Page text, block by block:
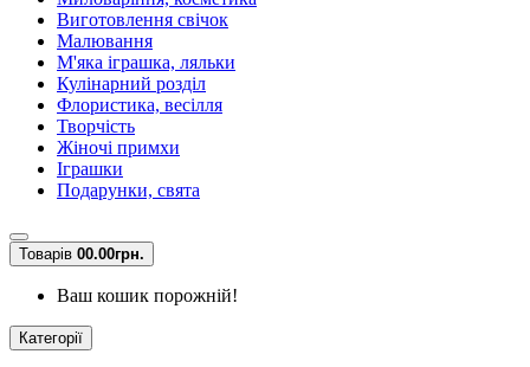
Виготовлення свічок
Малювання
М'яка іграшка, ляльки
Кулінарний розділ
Флористика, весілля
Творчість
Жіночі примхи
Іграшки
Подарунки, свята
Товарів 00.00грн.
Ваш кошик порожній!
Категорії